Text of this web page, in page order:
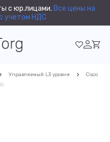
с юр.лицами. Все цены на
учетом НДС
Управляемый L3 уровня
Cisco